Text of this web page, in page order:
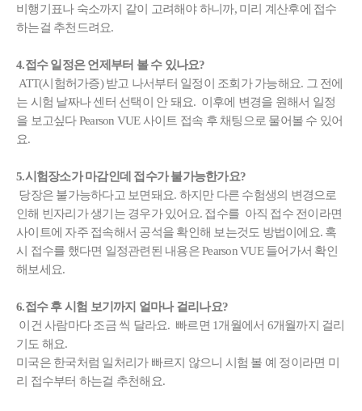
비행기표나 숙소까지 같이 고려해야 하니까, 미리 계산후에 접수
하는걸 추천드려요.
4.접수 일정은 언제부터 볼 수 있나요?
ATT(시험허가증) 받고 나서부터 일정이 조회가 가능해요. 그 전에
는 시험 날짜나 센터 선택이 안 돼요. 이후에 변경을 원해서 일정
을 보고싶다 Pearson VUE 사이트 접속 후 채팅으로 물어볼 수 있어
요.
5.시험장소가 마감인데 접수가 불가능한가요?
당장은 불가능하다고 보면돼요. 하지만 다른 수험생의 변경으로
인해 빈자리가 생기는 경우가 있어요. 접수를 아직 접수 전이라면
사이트에 자주 접속해서 공석을 확인해 보는것도 방법이에요. 혹
시 접수를 했다면 일정관련된 내용은 Pearson VUE 들어가서 확인
해보세요.
6.접수 후 시험 보기까지 얼마나 걸리나요?
이건 사람마다 조금 씩 달라요. 빠르면 1개월에서 6개월까지 걸리
기도 해요.
미국은 한국처럼 일처리가 빠르지 않으니 시험 볼 예 정이라면 미
리 접수부터 하는걸 추천해요.